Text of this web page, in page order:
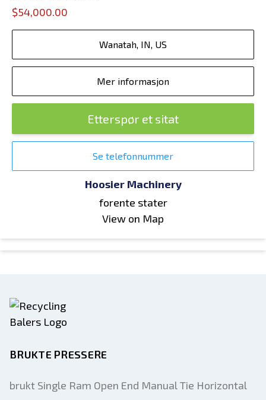
$54,000.00
Wanatah, IN, US
Mer informasjon
Etterspør et sitat
Se telefonnummer
Hoosier Machinery
forente stater
View on Map
BRUKTE PRESSERE
brukt Single Ram Open End Manual Tie Horizontal